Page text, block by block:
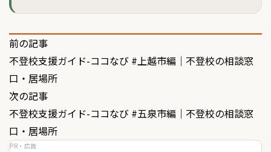
投
稿
ナ
ビ
ゲ
前の記事
不登校支援ガイド-ココなび #上越市編｜不登校の相談窓
口・居場所
次の記事
不登校支援ガイド-ココなび #五泉市編｜不登校の相談窓
口・居場所
PR・広告